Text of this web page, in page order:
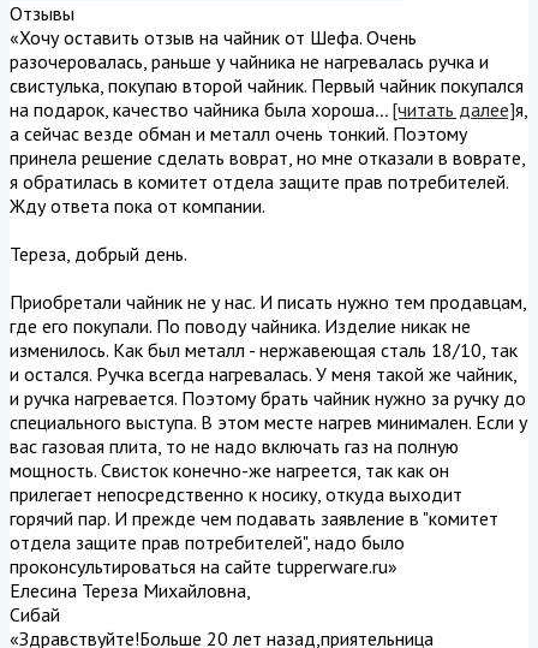
Отзывы
«Хочу оставить отзыв на чайник от Шефа. Очень
разочеровалась, раньше у чайника не нагревалась ручка и
свистулька, покупаю второй чайник. Первый чайник покупался
на подарок, качество чайника была хороша... [читать далее]я,
а сейчас везде обман и металл очень тонкий. Поэтому
принела решение сделать воврат, но мне отказали в воврате,
я обратилась в комитет отдела защите прав потребителей.
Жду ответа пока от компании.
Тереза, добрый день.
Приобретали чайник не у нас. И писать нужно тем продавцам,
где его покупали. По поводу чайника. Изделие никак не
изменилось. Как был металл - нержавеющая сталь 18/10, так
и остался. Ручка всегда нагревалась. У меня такой же чайник,
и ручка нагревается. Поэтому брать чайник нужно за ручку до
специального выступа. В этом месте нагрев минимален. Если у
вас газовая плита, то не надо включать газ на полную
мощность. Свисток конечно-же нагреется, так как он
прилегает непосредственно к носику, откуда выходит
горячий пар. И прежде чем подавать заявление в "комитет
отдела защите прав потребителей", надо было
проконсультироваться на сайте tupperware.ru»
Елесина Тереза Михайловна,
Сибай
«Здравствуйте!Больше 20 лет назад,приятельница